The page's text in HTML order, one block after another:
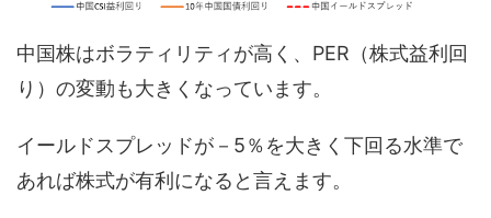
中国株はボラティリティが高く、PER（株式益利回
り）の変動も大きくなっています。
イールドスプレッドが－5％を大きく下回る水準で
あれば株式が有利になると言えます。